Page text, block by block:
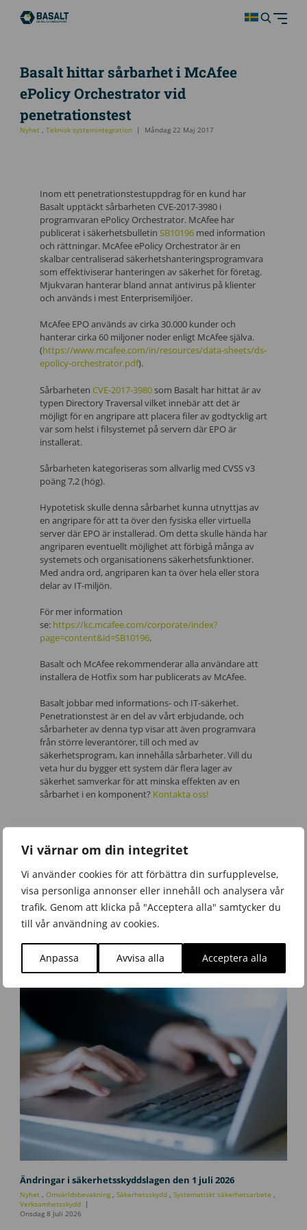
Vi värnar om din integritet
Vi använder cookies för att förbättra din surfupplevelse,
visa personliga annonser eller innehåll och analysera vår
trafik. Genom att klicka på "Acceptera alla" samtycker du
till vår användning av cookies.
Anpassa Avvisa alla Acceptera alla
Basalt hittar sårbarhet i McAfee
ePolicy Orchestrator vid
penetrationstest
Nyhet Teknisk systemintegration Måndag 22 Maj 2017
Inom ett penetrationstestuppdrag för en kund har
Basalt upptäckt sårbarheten CVE-2017-3980 i
programvaran ePolicy Orchestrator. McAfee har
publicerat i säkerhetsbulletin SB10196med information
och rättningar. McAfee ePolicy Orchestrator är en
skalbar centraliserad säkerhetshanteringsprogramvara
som effektiviserar hanteringen av säkerhet för företag.
Mjukvaran hanterar bland annat antivirus på klienter
och används i mest Enterprisemiljöer.
McAfee EPO används av cirka 30.000 kunder och
hanterar cirka 60 miljoner noder enligt McAfee själva.
(https://www.mcafee.com/in/resources/data-sheets/ds-
epolicy-orchestrator.pdf).
Sårbarheten CVE-2017-3980som Basalt har hittat är av
typen Directory Traversal vilket innebär att det är
möjligt för en angripare att placera filer av godtycklig art
var som helst i filsystemet på servern där EPO är
installerat.
Sårbarheten kategoriseras som allvarlig med CVSS v3
poäng 7,2 (hög).
Hypotetisk skulle denna sårbarhet kunna utnyttjas av
en angripare för att ta över den fysiska eller virtuella
server där EPO är installerad. Om detta skulle hända har
angriparen eventuellt möjlighet att förbigå många av
systemets och organisationens säkerhetsfunktioner.
Med andra ord, angriparen kan ta över hela eller stora
delar av IT-miljön.
För mer information
se: https://kc.mcafee.com/corporate/index?
page=content&id=SB10196.
Basalt och McAfee rekommenderar alla användare att
installera de Hotfix som har publicerats av McAfee.
Basalt jobbar med informations- och IT-säkerhet.
Penetrationstest är en del av vårt erbjudande, och
sårbarheter av denna typ visar att även programvara
från större leverantörer, till och med av
säkerhetsprogram, kan innehålla sårbarheter. Vill du
veta hur du bygger ett system där flera lager av
säkerhet samverkar för att minska effekten av en
sårbarhet i en komponent? Kontakta oss!
More news
p
p
d
a
Ändringar i säkerhetsskyddslagen den 1 juli 2026
Nyhet , Omvärldsbevakning , Säkerhetsskydd , Systematiskt säkerhetsarbete ,
Verksamhetsskydd
Onsdag 8 Juli 2026